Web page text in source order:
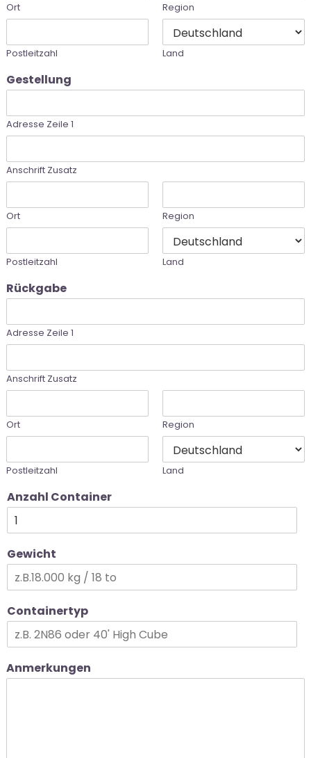
Ort Region
Postleitzahl Land
Gestellung
Adresse Zeile 1
Anschrift Zusatz
Ort Region
Postleitzahl Land
Rückgabe
Adresse Zeile 1
Anschrift Zusatz
Ort Region
Postleitzahl Land
Anzahl Container
Gewicht
Containertyp
Anmerkungen